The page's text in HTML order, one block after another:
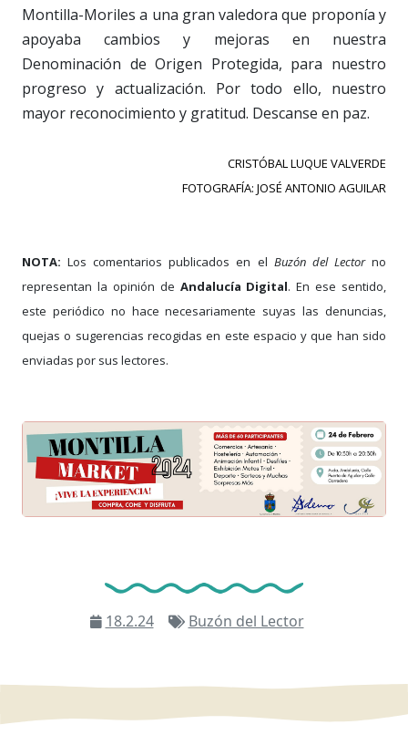
Montilla-Moriles a una gran valedora que proponía y
apoyaba cambios y mejoras en nuestra
Denominación de Origen Protegida, para nuestro
progreso y actualización. Por todo ello, nuestro
mayor reconocimiento y gratitud. Descanse en paz.
CRISTÓBAL LUQUE VALVERDE
FOTOGRAFÍA: JOSÉ ANTONIO AGUILAR
NOTA: Los comentarios publicados en el Buzón del Lectorno
representan la opinión de Andalucía Digital. En ese sentido,
este periódico no hace necesariamente suyas las denuncias,
quejas o sugerencias recogidas en este espacio y que han sido
enviadas por sus lectores.
18.2.24 Buzón del Lector